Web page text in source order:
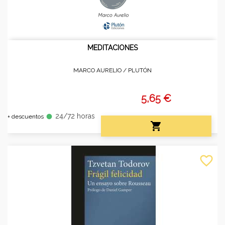
MEDITACIONES
MARCO AURELIO / PLUTÓN
+ descuentos fiber_manual_record 24/72 horas
5,65 €

favorite_border